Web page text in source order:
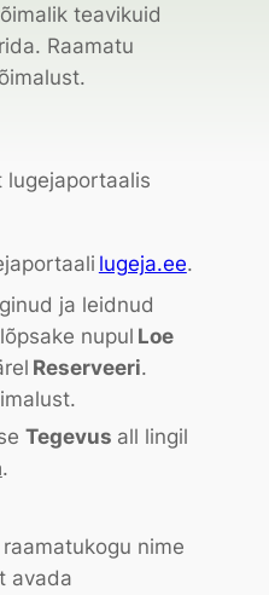
teavikuid
Raamatu
lugejaportaalis
lugeja.ee.
ja leidnud
nupul Loe
Reserveeri.
Tegevus all lingil
.
nime
avada